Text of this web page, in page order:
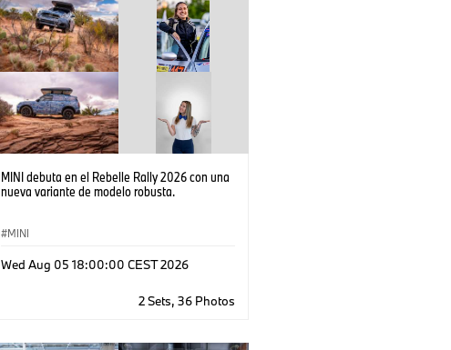
MINI debuta en el Rebelle Rally 2026 con una
nueva variante de modelo robusta.
MINI
Wed Aug 05 18:00:00 CEST 2026
2 Sets, 36 Photos